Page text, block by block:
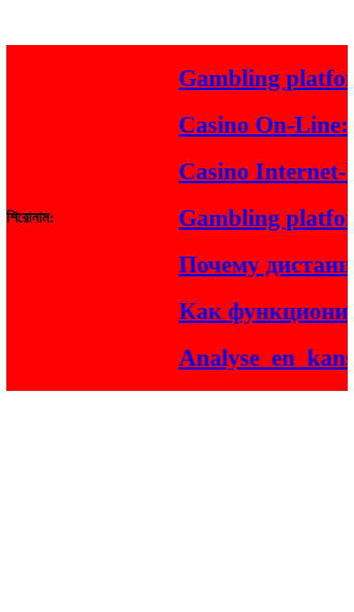
শিরোনাম:
Gambling
Casino On-Line:
Casino Internet-
Gambling
Почему
Как